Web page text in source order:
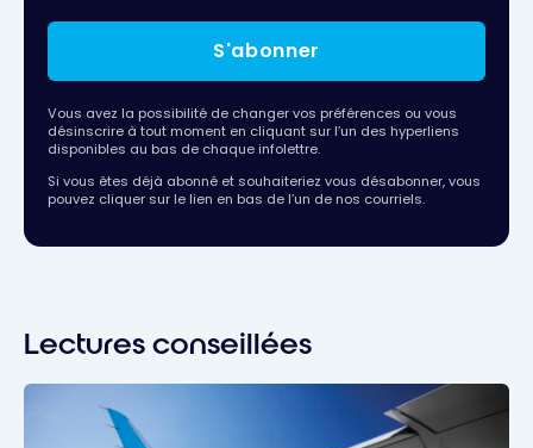
S'abonner
Vous avez la possibilité de changer vos préférences ou vous
désinscrire à tout moment en cliquant sur l’un des hyperliens
disponibles au bas de chaque infolettre.
Si vous êtes déjà abonné et souhaiteriez vous désabonner, vous
pouvez cliquer sur le lien en bas de l’un de nos courriels.
Lectures conseillées